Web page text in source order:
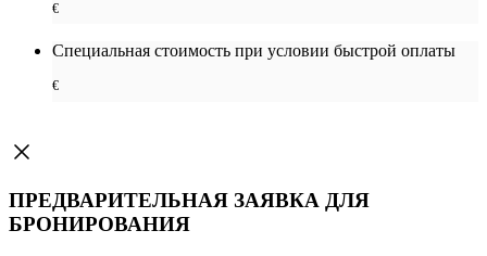
€
Специальная cтоимость при условии быстрой оплаты
€
ПРЕДВАРИТЕЛЬНАЯ ЗАЯВКА ДЛЯ
БРОНИРОВАНИЯ